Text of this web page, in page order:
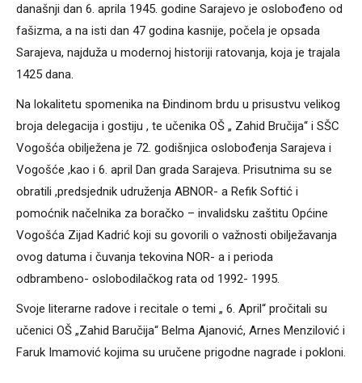
današnji dan 6. aprila 1945. godine Sarajevo je oslobođeno od
fašizma, a na isti dan 47 godina kasnije, počela je opsada
Sarajeva, najduža u modernoj historiji ratovanja, koja je trajala
1425 dana.
Na lokalitetu spomenika na Đindinom brdu u prisustvu velikog
broja delegacija i gostiju , te učenika OŠ „ Zahid Bručija“ i SŠC
Vogošća obilježena je 72. godišnjica oslobođenja Sarajeva i
Vogošće ,kao i 6. april Dan grada Sarajeva. Prisutnima su se
obratili ,predsjednik udruženja ABNOR- a Refik Softić i
pomoćnik načelnika za boračko – invalidsku zaštitu Općine
Vogošća Zijad Kadrić koji su govorili o važnosti obilježavanja
ovog datuma i čuvanja tekovina NOR- a i perioda
odbrambeno- oslobodilačkog rata od 1992- 1995.
Svoje literarne radove i recitale o temi „ 6. April“ pročitali su
učenici OŠ „Zahid Baručija“ Belma Ajanović, Arnes Menzilović i
Faruk Imamović kojima su uručene prigodne nagrade i pokloni.